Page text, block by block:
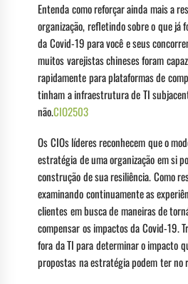
Entenda como reforçar ainda mais a
organização, refletindo sobre o que já
da Covid-19 para você e seus
muitos varejistas chineses foram
rapidamente para plataformas de
tinham a infraestrutura de TI
não.CIO2503
Os CIOs líderes reconhecem que o
estratégia de uma organização em si
construção de sua resiliência. Como
examinando continuamente as
clientes em busca de maneiras de
compensar os impactos da Covid-19.
fora da TI para determinar o impacto
propostas na estratégia podem ter no